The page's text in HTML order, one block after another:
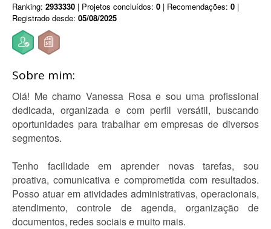
Ranking: 2933330 | Projetos concluídos: 0 | Recomendações: 0 |
Registrado desde: 05/08/2025
Sobre mim:
Olá! Me chamo Vanessa Rosa e sou uma profissional
dedicada, organizada e com perfil versátil, buscando
oportunidades para trabalhar em empresas de diversos
segmentos.
Tenho facilidade em aprender novas tarefas, sou
proativa, comunicativa e comprometida com resultados.
Posso atuar em atividades administrativas, operacionais,
atendimento, controle de agenda, organização de
documentos, redes sociais e muito mais.